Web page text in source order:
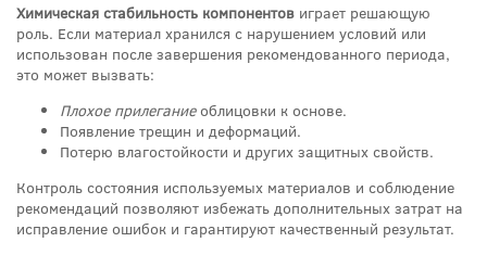
Химическая стабильность компонентов играет решающую
роль. Если материал хранился с нарушением условий или
использован после завершения рекомендованного периода,
это может вызвать:
Плохое прилеганиеоблицовки к основе.
Появление трещин и деформаций.
Потерю влагостойкости и других защитных свойств.
Контроль состояния используемых материалов и соблюдение
рекомендаций позволяют избежать дополнительных затрат на
исправление ошибок и гарантируют качественный результат.